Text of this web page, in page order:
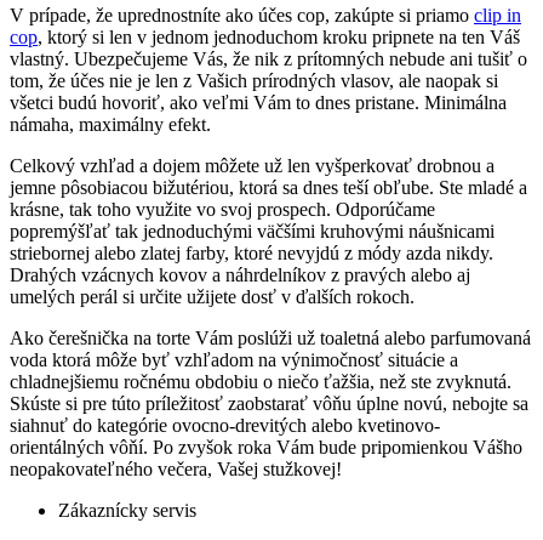
V prípade, že uprednostníte ako účes cop, zakúpte si priamo clip in
cop, ktorý si len v jednom jednoduchom kroku pripnete na ten Váš
vlastný. Ubezpečujeme Vás, že nik z prítomných nebude ani tušiť o
tom, že účes nie je len z Vašich prírodných vlasov, ale naopak si
všetci budú hovoriť, ako veľmi Vám to dnes pristane. Minimálna
námaha, maximálny efekt.
Celkový vzhľad a dojem môžete už len vyšperkovať drobnou a
jemne pôsobiacou bižutériou, ktorá sa dnes teší obľube. Ste mladé a
krásne, tak toho využite vo svoj prospech. Odporúčame
popremýšľať tak jednoduchými väčšími kruhovými náušnicami
striebornej alebo zlatej farby, ktoré nevyjdú z módy azda nikdy.
Drahých vzácnych kovov a náhrdelníkov z pravých alebo aj
umelých perál si určite užijete dosť v ďalších rokoch.
Ako čerešnička na torte Vám poslúži už toaletná alebo parfumovaná
voda ktorá môže byť vzhľadom na výnimočnosť situácie a
chladnejšiemu ročnému obdobiu o niečo ťažšia, než ste zvyknutá.
Skúste si pre túto príležitosť zaobstarať vôňu úplne novú, nebojte sa
siahnuť do kategórie ovocno-drevitých alebo kvetinovo-
orientálných vôňí. Po zvyšok roka Vám bude pripomienkou Vášho
neopakovateľného večera, Vašej stužkovej!
Zákaznícky servis